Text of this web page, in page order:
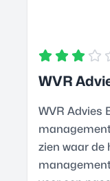
WVR
WVR Advies
zien waar de